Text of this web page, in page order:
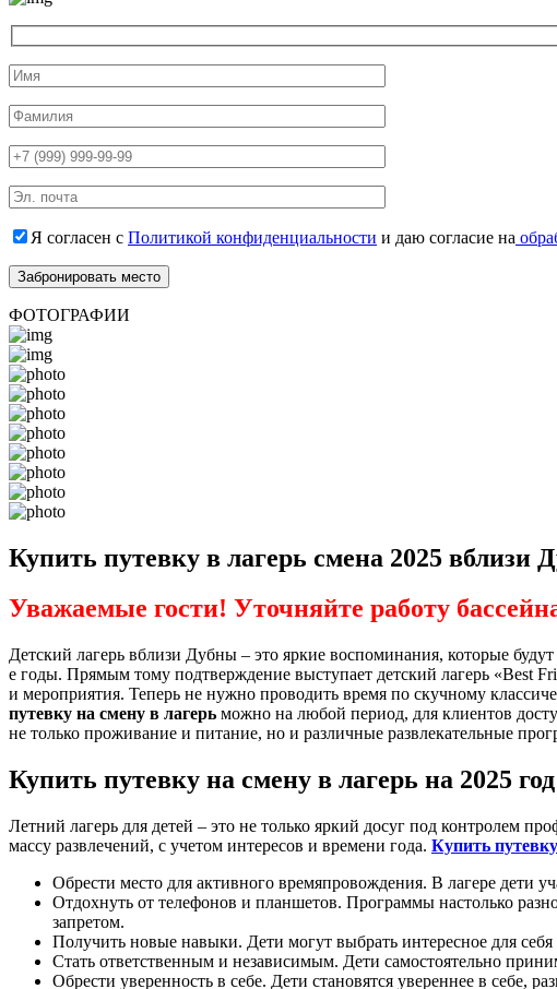
Я согласен с Политикой конфиденциальности и даю согласие на
ФОТОГРАФИИ
Купить путевку в лагерь смена 2025 вблизи
Уважаемые гости! Уточняйте работу
Детский лагерь вблизи Дубны – это яркие воспоминания, которые
е годы. Прямым тому подтверждение выступает детский лагерь «Best
и мероприятия. Теперь не нужно проводить время по скучному
путевку на смену в лагерь можно на любой период, для клиентов
не только проживание и питание, но и различные развлекательные
Купить путевку на смену в лагерь на 2025 год
Летний лагерь для детей – это не только яркий досуг под контролем
массу развлечений, с учетом интересов и времени года. Купить путевку
Обрести место для активного времяпровождения. В лагере дети
Отдохнуть от телефонов и планшетов. Программы настолько
запретом.
Получить новые навыки. Дети могут выбрать интересное для
Стать ответственным и независимым. Дети самостоятельно
Обрести уверенность в себе. Дети становятся увереннее в себе,